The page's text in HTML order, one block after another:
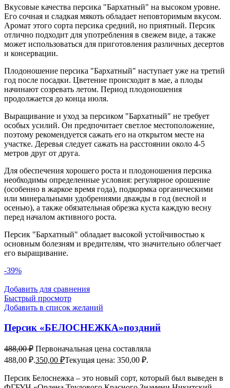
Вкусовые качества персика "Бархатный" на высоком уровне.
Его сочная и сладкая мякоть обладает неповторимым вкусом.
Аромат этого сорта персика средний, но приятный. Персик
отлично подходит для употребления в свежем виде, а также
может использоваться для приготовления различных десертов
и консервации.
Плодоношение персика "Бархатный" наступает уже на третий
год после посадки. Цветение происходит в мае, а плоды
начинают созревать летом. Период плодоношения
продолжается до конца июля.
Выращивание и уход за персиком "Бархатный" не требует
особых усилий. Он предпочитает светлое местоположение,
поэтому рекомендуется сажать его на открытом месте на
участке. Деревья следует сажать на расстоянии около 4-5
метров друг от друга.
Для обеспечения хорошего роста и плодоношения персика
необходимы определенные условия: регулярное орошение
(особенно в жаркое время года), подкормка органическими
или минеральными удобрениями дважды в год (весной и
осенью), а также обязательная обрезка куста каждую весну
перед началом активного роста.
Персик "Бархатный" обладает высокой устойчивостью к
основным болезням и вредителям, что значительно облегчает
его выращивание.
-39%
Добавить для сравнения
Быстрый просмотр
Добавить в список желаний
Персик «БЕЛОСНЕЖКА»поздний
488,00₽ Первоначальная цена составляла
488,00 ₽.350,00 ₽Текущая цена: 350,00 ₽.
Персик Белоснежка – это новый сорт, который был выведен в